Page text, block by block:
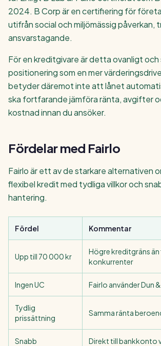
2024. B Corp är en certifiering för
utifrån social och miljömässig påverkan,
ansvarstagande.
För en kreditgivare är detta ovanligt och
positionering som en mer
betyder däremot inte att lånet
ska fortfarande jämföra ränta, avgifter
kostnad innan du ansöker.
Fördelar med Fairlo
Fairlo är ett av de starkare alternativen
flexibel kredit med tydliga villkor och
hantering.
Fördel Kommentar
Upp till 70 000 kr
Högre kreditgräns än
konkurrenter
Ingen UC Fairlo använder Dun
Tydlig
prissättning
Samma ränta
Snabb
Direkt till bankkonto